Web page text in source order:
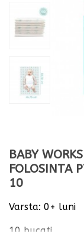
BABY
FOLOSINTA
10
Varsta: 0+ luni